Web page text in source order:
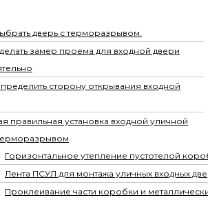
дверь с терморазрывом.
замер проема для входной двери
сторону открывания входной
правильная установка входной уличной
Горизонтальное утепление пустотелой
Лента ПСУЛ для монтажа уличных входных
Проклеивание части коробки и